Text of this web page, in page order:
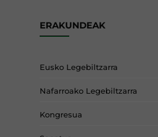
ERAKUNDEAK
Eusko Legebiltzarra
Nafarroako Legebiltzarra
Kongresua